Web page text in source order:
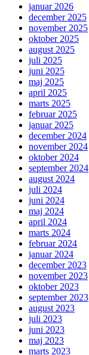
januar 2026
december 2025
november 2025
oktober 2025
august 2025
juli 2025
juni 2025
maj 2025
april 2025
marts 2025
februar 2025
januar 2025
december 2024
november 2024
oktober 2024
september 2024
august 2024
juli 2024
juni 2024
maj 2024
april 2024
marts 2024
februar 2024
januar 2024
december 2023
november 2023
oktober 2023
september 2023
august 2023
juli 2023
juni 2023
maj 2023
marts 2023